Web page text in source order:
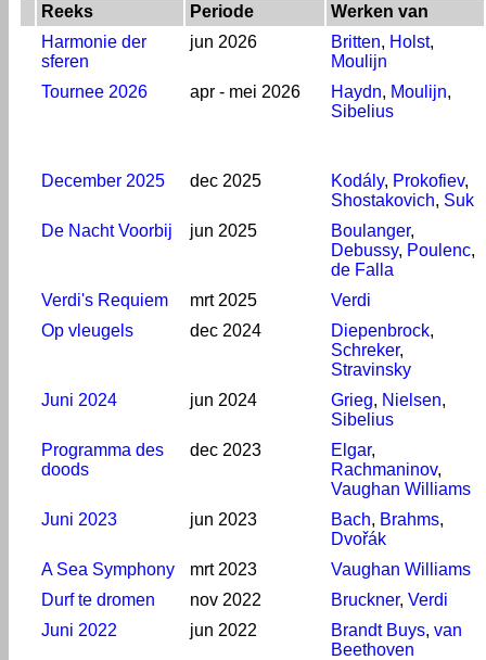
Reeks Periode
Werken van
Harmonie der
sferen
jun 2026 Britten, Holst,
Moulijn
Tournee 2026
apr - mei 2026 Haydn, Moulijn,
Sibelius
December 2025 dec 2025 Kodály, Prokofiev,
Shostakovich, Suk
De Nacht Voorbij
jun 2025 Boulanger,
Debussy, Poulenc,
de Falla
Verdi's Requiem
mrt 2025
Verdi
Op vleugels
dec 2024 Diepenbrock,
Schreker,
Stravinsky
Juni 2024
jun 2024 Grieg, Nielsen,
Sibelius
Programma des
doods
dec 2023 Elgar,
Rachmaninov,
Vaughan Williams
Juni 2023
jun 2023 Bach, Brahms,
Dvořák
A Sea Symphony
mrt 2023
Vaughan Williams
Durf te dromen
nov 2022 Bruckner, Verdi
Juni 2022
jun 2022 Brandt Buys, van
Beethoven